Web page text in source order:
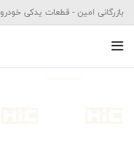
بازرگانی امین - قطعات یدکی خودرو